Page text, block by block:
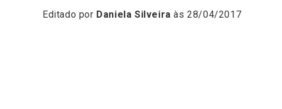
Editado por Daniela Silveira às 28/04/2017